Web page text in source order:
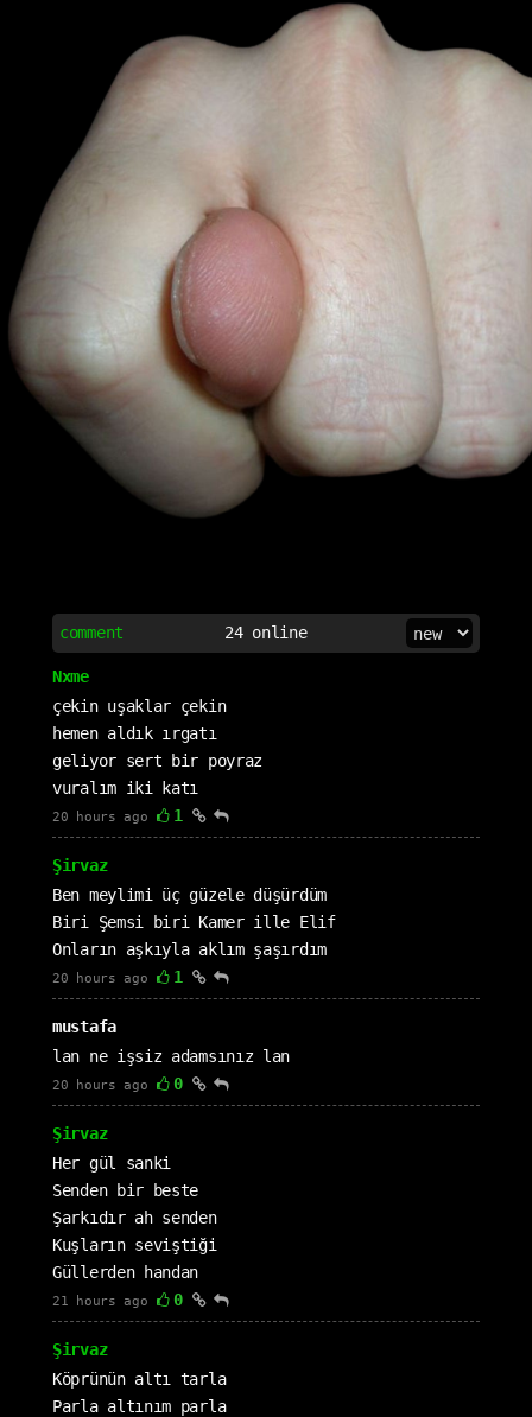
comment 24online
Nxme
çekin uşaklar çekin
hemen aldık ırgatı
geliyor sert bir poyraz
vuralım iki katı
20 hours ago 1
Şirvaz
Ben meylimi üç güzele düşürdüm
Biri Şemsi biri Kamer ille Elif
Onların aşkıyla aklım şaşırdım
20 hours ago 1
mustafa
lan ne işsiz adamsınız lan
20 hours ago 0
Şirvaz
Her gül sanki
Senden bir beste
Şarkıdır ah senden
Kuşların seviştiği
Güllerden handan
21 hours ago 0
Şirvaz
Köprünün altı tarla
Parla altınım parla